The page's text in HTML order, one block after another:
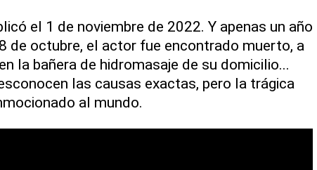
el 1 de noviembre de 2022. Y apenas un año
de octubre, el actor fue encontrado muerto, a
la bañera de hidromasaje de su domicilio...
las causas exactas, pero la trágica
al mundo.